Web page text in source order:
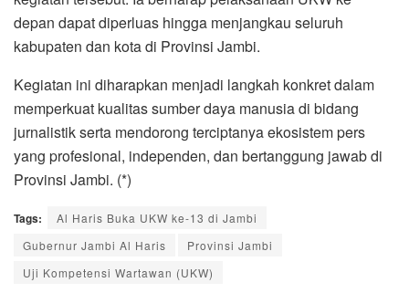
depan dapat diperluas hingga menjangkau seluruh
kabupaten dan kota di Provinsi Jambi.
Kegiatan ini diharapkan menjadi langkah konkret dalam
memperkuat kualitas sumber daya manusia di bidang
jurnalistik serta mendorong terciptanya ekosistem pers
yang profesional, independen, dan bertanggung jawab di
Provinsi Jambi. (*)
Tags:
Al Haris Buka UKW ke-13 di Jambi
Gubernur Jambi Al Haris
Provinsi Jambi
Uji Kompetensi Wartawan (UKW)